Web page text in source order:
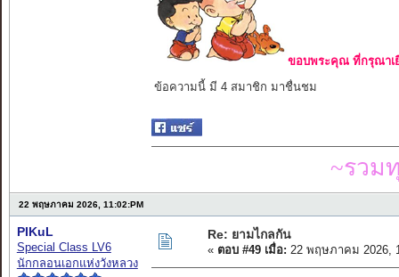
ขอบพระคุณ ที่กรุณาเ
ข้อความนี้ มี 4 สมาชิก มาชื่นชม
~รวม
22 พฤษภาคม 2026, 11:02:PM
PIKuL
Special Class LV6
นักกลอนเอกแห่งวังหลวง
Re: ยามไกลกัน
« ตอบ #49 เมื่อ: 22 พฤษภาคม 2026,